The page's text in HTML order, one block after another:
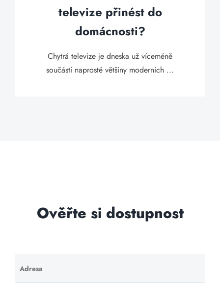
televize přinést do
domácnosti?
Chytrá televize je dneska už víceméně
součástí naprosté většiny moderních ...
Ověřte si dostupnost
Adresa
Ponechte
toto pole